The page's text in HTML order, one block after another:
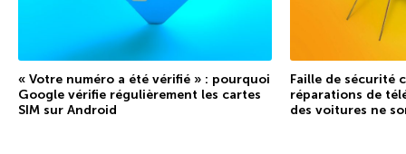
« Votre numéro a été vérifié » : pourquoi
Google vérifie régulièrement les cartes
SIM sur Android
Faille de sécurité
réparations de
des voitures ne